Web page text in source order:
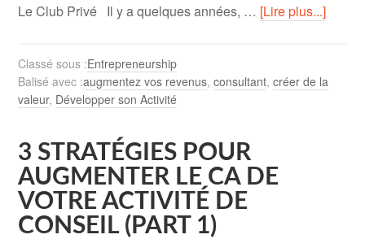
Le Club Privé Il y a quelques années, … [Lire plus...]
Classé sous :Entrepreneurship
Balisé avec :augmentez vos revenus,consultant,créer de la
valeur, Développer son Activité
3 STRATÉGIES POUR
AUGMENTER LE CA DE
VOTRE ACTIVITÉ DE
CONSEIL (PART 1)